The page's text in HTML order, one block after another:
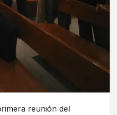
reunión del